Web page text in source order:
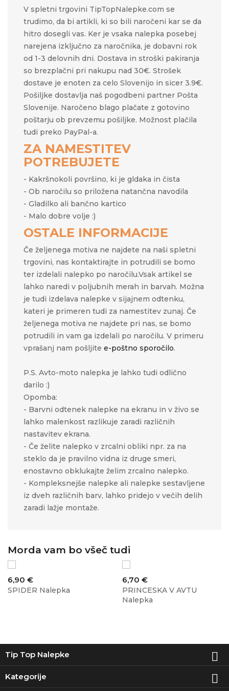
V spletni trgovini TipTopNalepke.com se
trudimo, da bi artikli, ki so bili naročeni kar se da
hitro dosegli vas. Ker je vsaka nalepka posebej
narejena izključno za naročnika, je dobavni rok
od 1-3 delovnih dni. Dostava in stroški pakiranja
so brezplačni pri nakupu nad 30€. Strošek
dostave je enoten za celo Slovenijo in sicer 3.9€.
Pošiljke dostavlja naš pogodbeni partner Pošta
Slovenije. Naročeno blago plačate z gotovino
poštarju ob prevzemu pošiljke. Možnost plačila
tudi preko PayPal-a.
ZA NAMESTITEV
POTREBUJETE
- Kakršnokoli površino, ki je gldaka in čista
- Ob naročilu so priložena natančna navodila
- Gladilko ali bančno kartico
- Malo dobre volje :)
OSTALE INFORMACIJE
Če željenega motiva ne najdete na naši spletni
trgovini, nas kontaktirajte in potrudili se bomo
ter izdelali nalepko po naročilu.Vsak artikel se
lahko naredi v poljubnih merah in barvah. Možna
je tudi izdelava nalepke v sijajnem odtenku,
kateri je primeren tudi za namestitev zunaj. Če
željenega motiva ne najdete pri nas, se bomo
potrudili in vam ga izdelali po naročilu. V primeru
vprašanj nam pošljite e-poštno sporočilo.
P.S. Avto-moto nalepka je lahko tudi odlično
darilo :)
Opomba:
- Barvni odtenek nalepke na ekranu in v živo se
lahko malenkost razlikuje zaradi različnih
nastavitev ekrana.
- Če želite nalepko v zrcalni obliki npr. za na
steklo da je pravilno vidna iz druge smeri,
enostavno obklukajte želim zrcalno nalepko.
- Kompleksnejše nalepke ali nalepke sestavljene
iz dveh različnih barv, lahko pridejo v večih delih
zaradi lažje montaže.
Morda vam bo všeč tudi
Cena
6,90 €
SPIDER Nalepka
Cena
6,70 €
PRINCESKA V AVTU
Nalepka
Tip Top Nalepke 
Kategorije 